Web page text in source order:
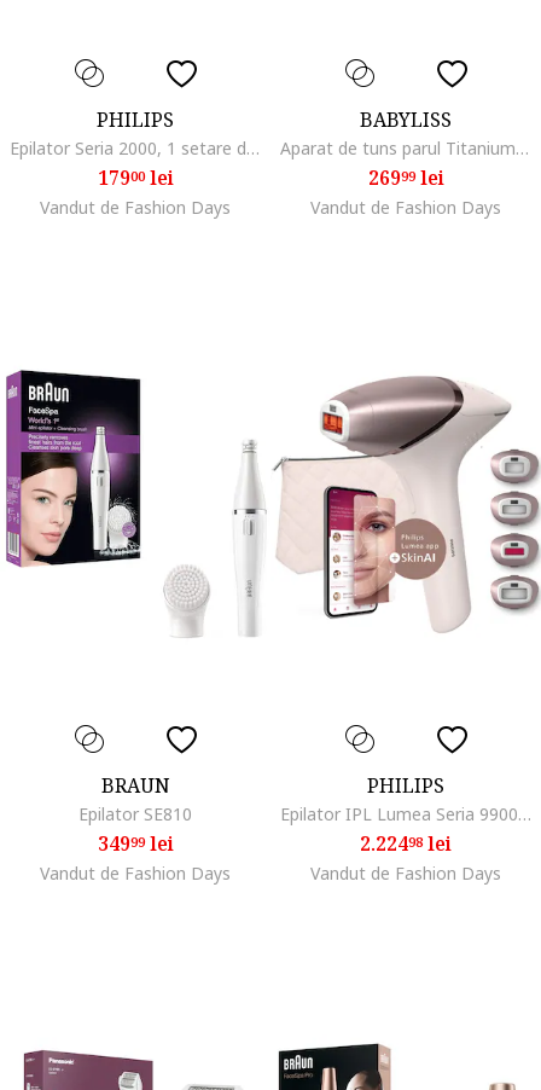
PHILIPS
Epilator Seria 2000, 1 setare de viteza, cap de epilare lavabil, Lila
17900lei
Vandut de Fashion Days
BABYLISS
Aparat de tuns parul Titanium Clipper
26999lei
Vandut de Fashion Days
BRAUN
Epilator SE810
34999lei
Vandut de Fashion Days
PHILIPS
Epilator IPL Lumea Seria 9900 BRI977/00, Senzor Smartskin, tehnologie SenseIQ, conectare la aplicatie cu functii Skin AI, utilizare cu sau fara fir, 450.000 impusuri, accesoriu fata, corp, axila si inghinal, Roz pudra
2.22498 lei
Vandut de Fashion Days